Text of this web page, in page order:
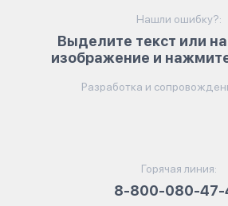
Нашли ошибку?:
Выделите текст или
изображение и
Разработка и
Горячая линия:
8-800-080-47-